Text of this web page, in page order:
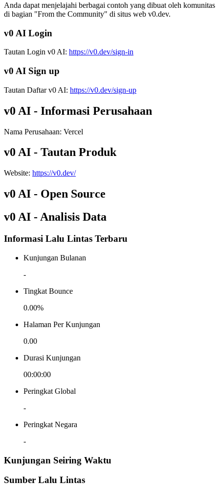
Anda dapat menjelajahi berbagai contoh yang dibuat oleh komunitas
di bagian "From the Community" di situs web v0.dev.
v0 AI Login
Tautan Login v0 AI: https://v0.dev/sign-in
v0 AI Sign up
Tautan Daftar v0 AI: https://v0.dev/sign-up
v0 AI - Informasi Perusahaan
Nama Perusahaan: Vercel
v0 AI - Tautan Produk
Website: https://v0.dev/
v0 AI - Open Source
v0 AI - Analisis Data
Informasi Lalu Lintas Terbaru
Kunjungan Bulanan
-
Tingkat Bounce
0.00%
Halaman Per Kunjungan
0.00
Durasi Kunjungan
00:00:00
Peringkat Global
-
Peringkat Negara
-
Kunjungan Seiring Waktu
Sumber Lalu Lintas